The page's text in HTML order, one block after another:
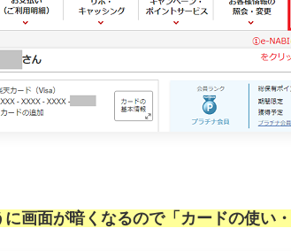
画面が暗くなるので「カードの使い